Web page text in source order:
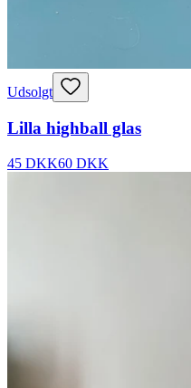
Udsolgt
Lilla highball glas
45 DKK60 DKK